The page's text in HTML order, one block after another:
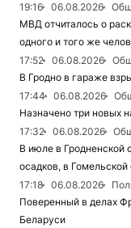
19:16
06.08.2026
МВД отчиталось о
одного и того же
17:52
06.08.2026
В Гродно в гараже
17:44
06.08.2026
Назначено три новых
17:32
06.08.2026
В июле в Гродненской
осадков, в
17:18
06.08.2026
Поверенный в делах
Беларуси